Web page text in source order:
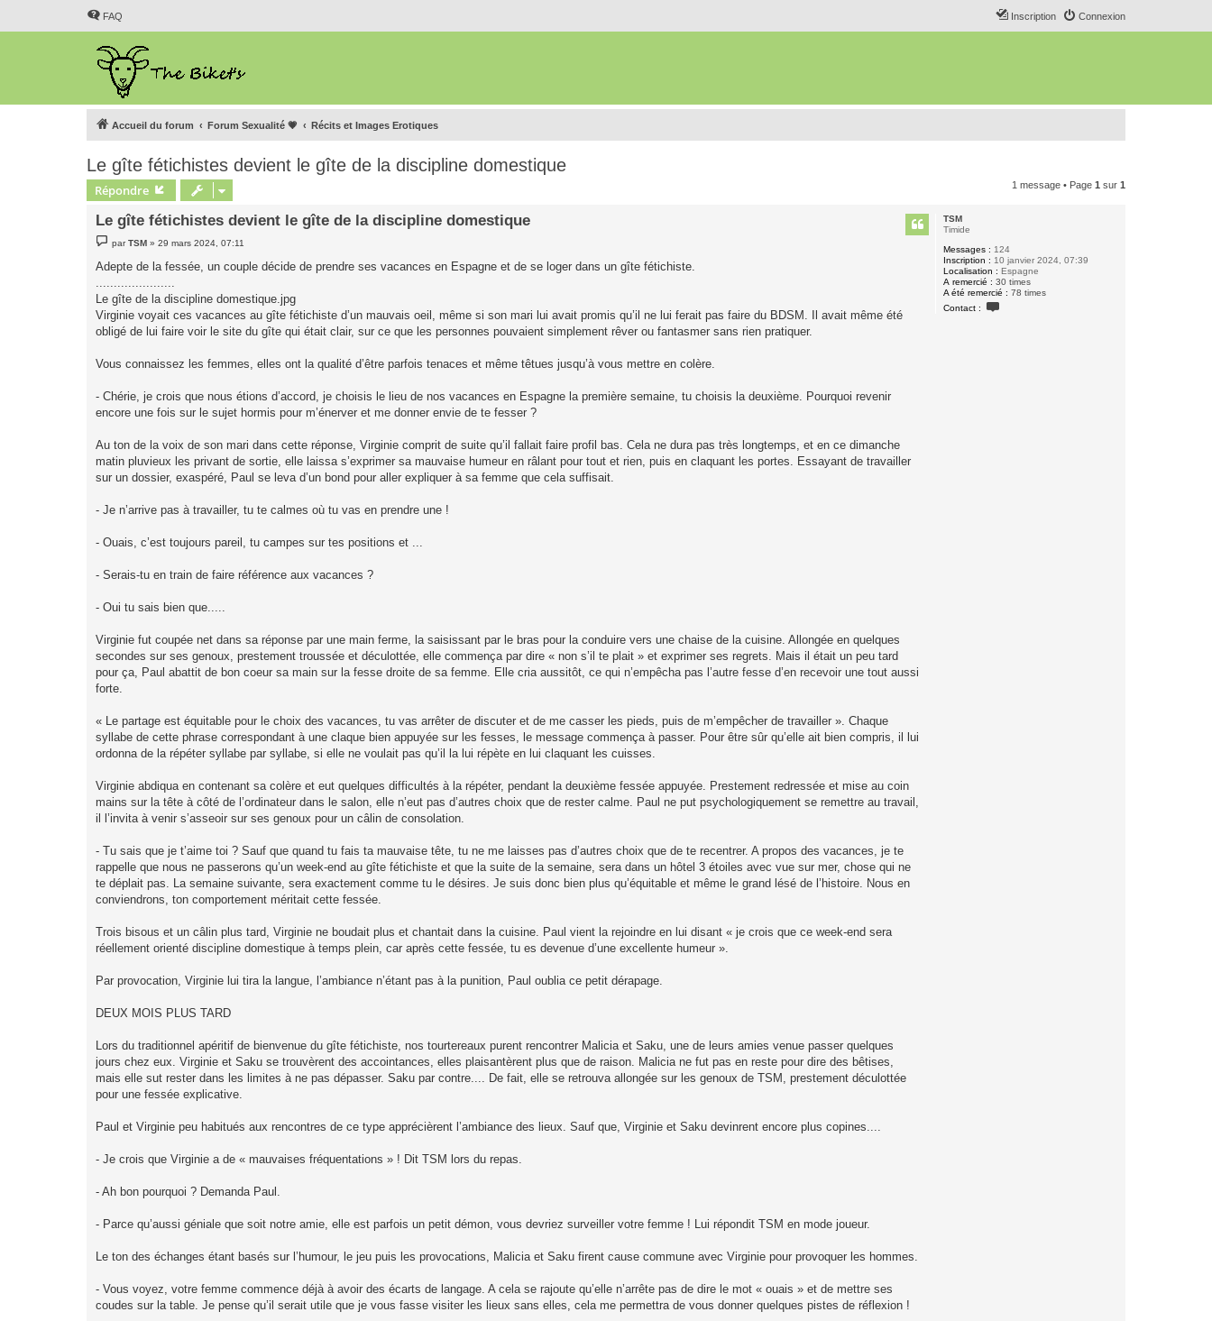
FAQ Connexion
Inscription
Accueil du forum Forum Sexualité 💗 Récits et Images Erotiques
Le gîte fétichistes devient le gîte de la discipline domestique
Répondre 1 message • Page 1 sur 1
TSM
Timide
Messages : 124
Inscription : 10 janvier 2024, 07:39
Localisation : Espagne
A remercié : 30 times
A été remercié : 78 times
Contact :
Le gîte fétichistes devient le gîte de la discipline domestique
e
s
s
e
parTSM »29 mars 2024, 07:11
Adepte de la fessée, un couple décide de prendre ses vacances en Espagne et de se loger dans un gîte fétichiste.
......................
Le gîte de la discipline domestique.jpg
Virginie voyait ces vacances au gîte fétichiste d’un mauvais oeil, même si son mari lui avait promis qu’il ne lui ferait pas faire du BDSM. Il avait même été
obligé de lui faire voir le site du gîte qui était clair, sur ce que les personnes pouvaient simplement rêver ou fantasmer sans rien pratiquer.
Vous connaissez les femmes, elles ont la qualité d’être parfois tenaces et même têtues jusqu’à vous mettre en colère.
- Chérie, je crois que nous étions d’accord, je choisis le lieu de nos vacances en Espagne la première semaine, tu choisis la deuxième. Pourquoi revenir
encore une fois sur le sujet hormis pour m’énerver et me donner envie de te fesser ?
Au ton de la voix de son mari dans cette réponse, Virginie comprit de suite qu’il fallait faire profil bas. Cela ne dura pas très longtemps, et en ce dimanche
matin pluvieux les privant de sortie, elle laissa s’exprimer sa mauvaise humeur en râlant pour tout et rien, puis en claquant les portes. Essayant de travailler
sur un dossier, exaspéré, Paul se leva d’un bond pour aller expliquer à sa femme que cela suffisait.
- Je n’arrive pas à travailler, tu te calmes où tu vas en prendre une !
- Ouais, c’est toujours pareil, tu campes sur tes positions et ...
- Serais-tu en train de faire référence aux vacances ?
- Oui tu sais bien que.....
Virginie fut coupée net dans sa réponse par une main ferme, la saisissant par le bras pour la conduire vers une chaise de la cuisine. Allongée en quelques
secondes sur ses genoux, prestement troussée et déculottée, elle commença par dire « non s’il te plait » et exprimer ses regrets. Mais il était un peu tard
pour ça, Paul abattit de bon coeur sa main sur la fesse droite de sa femme. Elle cria aussitôt, ce qui n’empêcha pas l’autre fesse d’en recevoir une tout aussi
forte.
« Le partage est équitable pour le choix des vacances, tu vas arrêter de discuter et de me casser les pieds, puis de m’empêcher de travailler ». Chaque
syllabe de cette phrase correspondant à une claque bien appuyée sur les fesses, le message commença à passer. Pour être sûr qu’elle ait bien compris, il lui
ordonna de la répéter syllabe par syllabe, si elle ne voulait pas qu’il la lui répète en lui claquant les cuisses.
Virginie abdiqua en contenant sa colère et eut quelques difficultés à la répéter, pendant la deuxième fessée appuyée. Prestement redressée et mise au coin
mains sur la tête à côté de l’ordinateur dans le salon, elle n’eut pas d’autres choix que de rester calme. Paul ne put psychologiquement se remettre au travail,
il l’invita à venir s’asseoir sur ses genoux pour un câlin de consolation.
- Tu sais que je t’aime toi ? Sauf que quand tu fais ta mauvaise tête, tu ne me laisses pas d’autres choix que de te recentrer. A propos des vacances, je te
rappelle que nous ne passerons qu’un week-end au gîte fétichiste et que la suite de la semaine, sera dans un hôtel 3 étoiles avec vue sur mer, chose qui ne
te déplait pas. La semaine suivante, sera exactement comme tu le désires. Je suis donc bien plus qu’équitable et même le grand lésé de l’histoire. Nous en
conviendrons, ton comportement méritait cette fessée.
Trois bisous et un câlin plus tard, Virginie ne boudait plus et chantait dans la cuisine. Paul vient la rejoindre en lui disant « je crois que ce week-end sera
réellement orienté discipline domestique à temps plein, car après cette fessée, tu es devenue d’une excellente humeur ».
Par provocation, Virginie lui tira la langue, l’ambiance n’étant pas à la punition, Paul oublia ce petit dérapage.
DEUX MOIS PLUS TARD
Lors du traditionnel apéritif de bienvenue du gîte fétichiste, nos tourtereaux purent rencontrer Malicia et Saku, une de leurs amies venue passer quelques
jours chez eux. Virginie et Saku se trouvèrent des accointances, elles plaisantèrent plus que de raison. Malicia ne fut pas en reste pour dire des bêtises,
mais elle sut rester dans les limites à ne pas dépasser. Saku par contre.... De fait, elle se retrouva allongée sur les genoux de TSM, prestement déculottée
pour une fessée explicative.
Paul et Virginie peu habitués aux rencontres de ce type apprécièrent l’ambiance des lieux. Sauf que, Virginie et Saku devinrent encore plus copines....
- Je crois que Virginie a de « mauvaises fréquentations » ! Dit TSM lors du repas.
- Ah bon pourquoi ? Demanda Paul.
- Parce qu’aussi géniale que soit notre amie, elle est parfois un petit démon, vous devriez surveiller votre femme ! Lui répondit TSM en mode joueur.
Le ton des échanges étant basés sur l’humour, le jeu puis les provocations, Malicia et Saku firent cause commune avec Virginie pour provoquer les hommes.
- Vous voyez, votre femme commence déjà à avoir des écarts de langage. A cela se rajoute qu’elle n’arrête pas de dire le mot « ouais » et de mettre ses
coudes sur la table. Je pense qu’il serait utile que je vous fasse visiter les lieux sans elles, cela me permettra de vous donner quelques pistes de réflexion !